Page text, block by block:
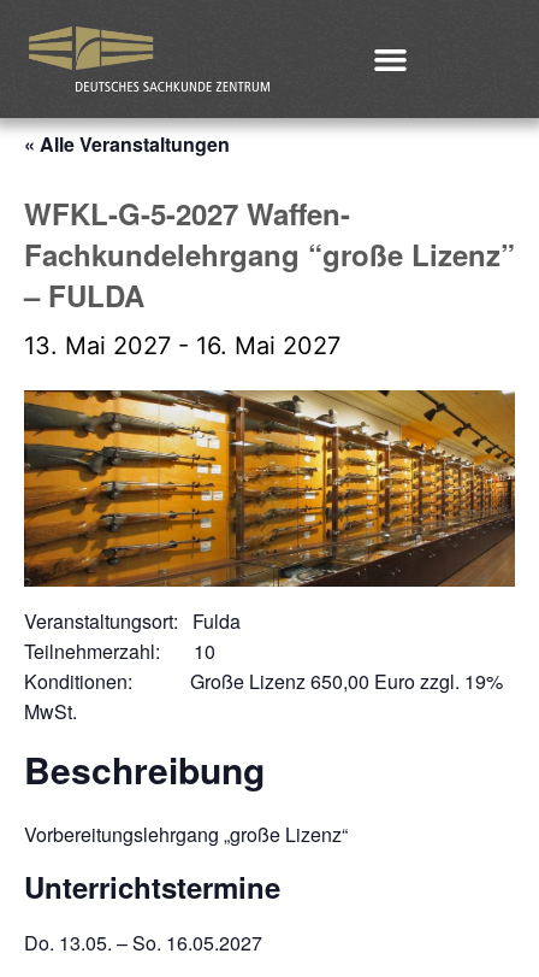
« Alle Veranstaltungen
WFKL-G-5-2027 Waffen-
Fachkundelehrgang “große Lizenz”
– FULDA
13. Mai 2027 - 16. Mai 2027
Veranstaltungsort: Fulda
Teilnehmerzahl: 10
Konditionen: Große Lizenz 650,00 Euro zzgl. 19%
MwSt.
Beschreibung
Vorbereitungslehrgang „große Lizenz“
Unterrichtstermine
Do. 13.05. – So. 16.05.2027